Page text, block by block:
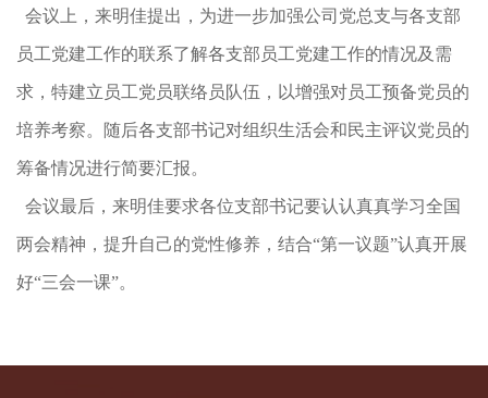
会议上，来明佳提出，为进一步加强公司党总支与各支部
员工党建工作的联系了解各支部员工党建工作的情况及需
求，特建立员工党员联络员队伍，以增强对员工预备党员的
培养考察。随后各支部书记对组织生活会和民主评议党员的
筹备情况进行简要汇报。
会议最后，来明佳要求各位支部书记要认认真真学习全国
两会精神，提升自己的党性修养，结合“第一议题”认真开展
好“三会一课”。